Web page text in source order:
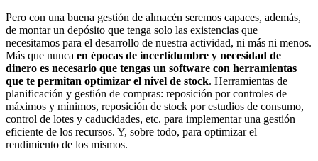
Pero con una buena gestión de almacén seremos capaces, además,
de montar un depósito que tenga solo las existencias que
necesitamos para el desarrollo de nuestra actividad, ni más ni menos.
Más que nunca en épocas de incertidumbre y necesidad de
dinero es necesario que tengas un software con herramientas
que te permitan optimizar el nivel de stock. Herramientas de
planificación y gestión de compras: reposición por controles de
máximos y mínimos, reposición de stock por estudios de consumo,
control de lotes y caducidades, etc. para implementar una gestión
eficiente de los recursos. Y, sobre todo, para optimizar el
rendimiento de los mismos.